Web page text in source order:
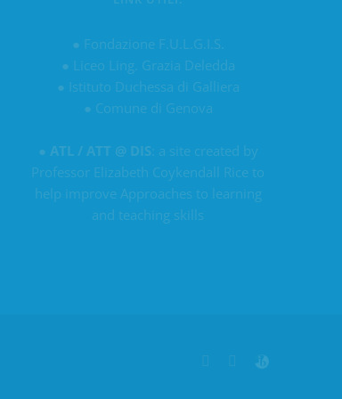
● Fondazione F.U.L.G.I.S.
● Liceo Ling. Grazia Deledda
● Istituto Duchessa di Galliera
● Comune di Genova
● ATL / ATT @ DIS : a site created by
Professor Elizabeth Coykendall Rice to
help improve Approaches to learning
and teaching skills
LinkedInYouTube
Personalizzato